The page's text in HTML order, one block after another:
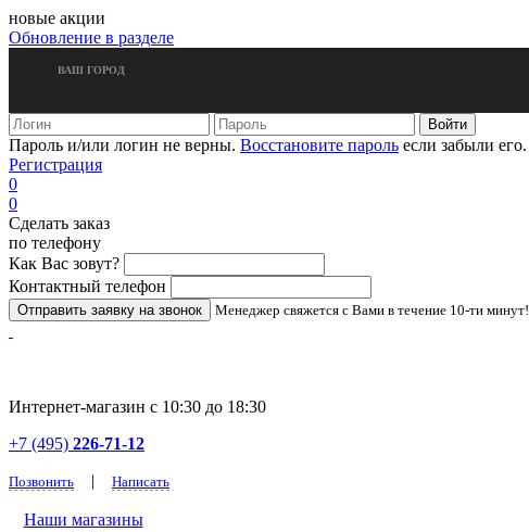
новые акции
Обновление в разделе
ВАШ ГОРОД
Пароль и/или логин не верны. Восстановите пароль если забыли его.
Регистрация
0
0
Сделать заказ
по телефону
Как Вас зовут?
Контактный телефон
Менеджер свяжется с Вами в течение 10-ти минут!
Интернет-магазин с 10:30 до 18:30
+7 (495) 226-71-12
Позвонить | Написать
Наши магазины